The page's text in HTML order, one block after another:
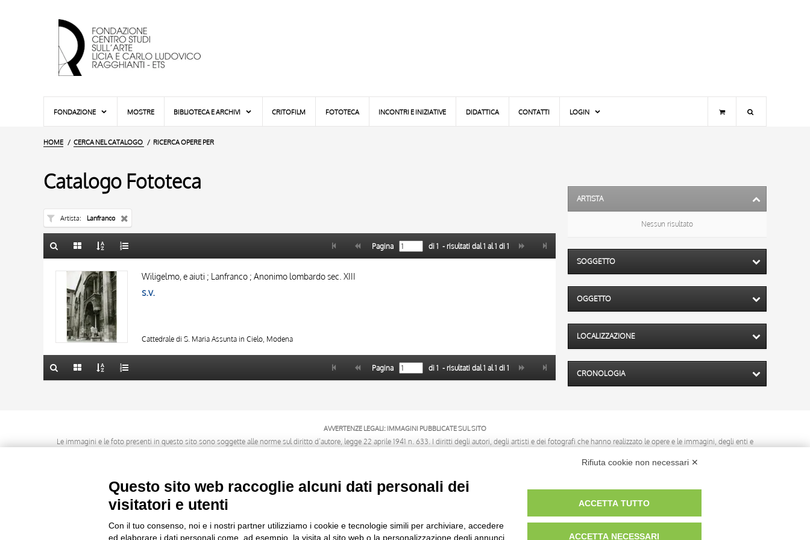
FONDAZIONE MOSTRE BIBLIOTECA E ARCHIVI CRITOFILM FOTOTECA INCONTRI E INIZIATIVE DIDATTICA CONTATTI LOGIN
HOME CERCA NEL CATALOGO RICERCA OPERE PER
Catalogo Fototeca
Artista Lanfranco
AUTORE
OGGETTO
LOCALIZZAZIONE
DATA
10 RISULTATI
20 RISULTATI
Pagina di 1 - risultati dal1 al1 di 1
Wiligelmo, e aiuti ; Lanfranco ; Anonimo lombardo sec. XIII
s.v.
Cattedrale di S. Maria Assunta in Cielo, Modena
TITOLO
AUTORE
OGGETTO
LOCALIZZAZIONE
DATA
20 RISULTATI
Pagina di 1 - risultati dal1 al1 di 1
ARTISTA
Nessun risultato
SOGGETTO
OGGETTO
LOCALIZZAZIONE
CRONOLOGIA
AVVERTENZE LEGALI: IMMAGINI PUBBLICATE SUL SITO
Le immagini e le foto presenti in questo sito sono soggette alle norme sul diritto d’autore, legge 22 aprile 1941 n. 633. I diritti degli autori, degli artisti e dei fotografi che hanno realizzato le opere e le immagini, degli enti e
Rifiuta cookie non necessari ✕
Questo sito web raccoglie alcuni dati personali dei
visitatori e utenti
Con il tuo consenso, noi e i nostri partner utilizziamo i cookie e tecnologie simili per archiviare, accedere
ed elaborare i dati personali come, ad esempio, la visita al sito web o la personalizzazione degli annunci.
ACCETTA TUTTO
ACCETTA NECESSARI